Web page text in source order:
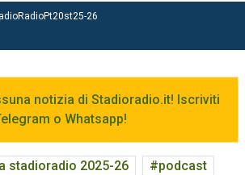
notizia di Stadioradio.it! Iscriviti
o Whatsapp!
stadioradio 2025-26
podcast